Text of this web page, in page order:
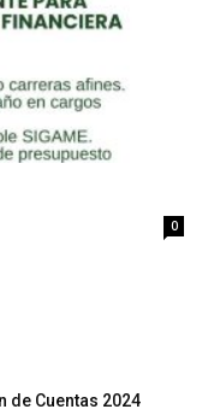
0
de Cuentas 2024